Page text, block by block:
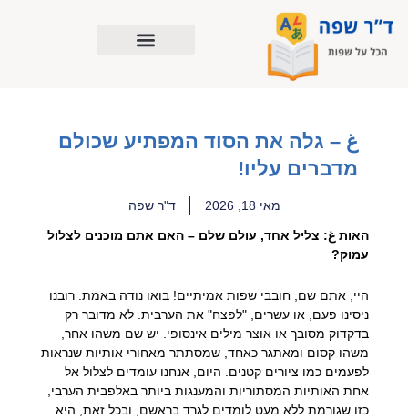
לתוכן
غ – גלה את הסוד המפתיע שכולם
מדברים עליו!
מאי 18, 2026 ד"ר שפה
האות غ: צליל אחד, עולם שלם – האם אתם מוכנים לצלול
עמוק?
היי, אתם שם, חובבי שפות אמיתיים! בואו נודה באמת: רובנו
ניסינו פעם, או עשרים, "לפצח" את הערבית. לא מדובר רק
בדקדוק מסובך או אוצר מילים אינסופי. יש שם משהו אחר,
משהו קסום ומאתגר כאחד, שמסתתר מאחורי אותיות שנראות
לפעמים כמו ציורים קטנים. היום, אנחנו עומדים לצלול אל
אחת האותיות המסתוריות והמענגות ביותר באלפבית הערבי,
כזו שגורמת ללא מעט לומדים לגרד בראשם, ובכל זאת, היא